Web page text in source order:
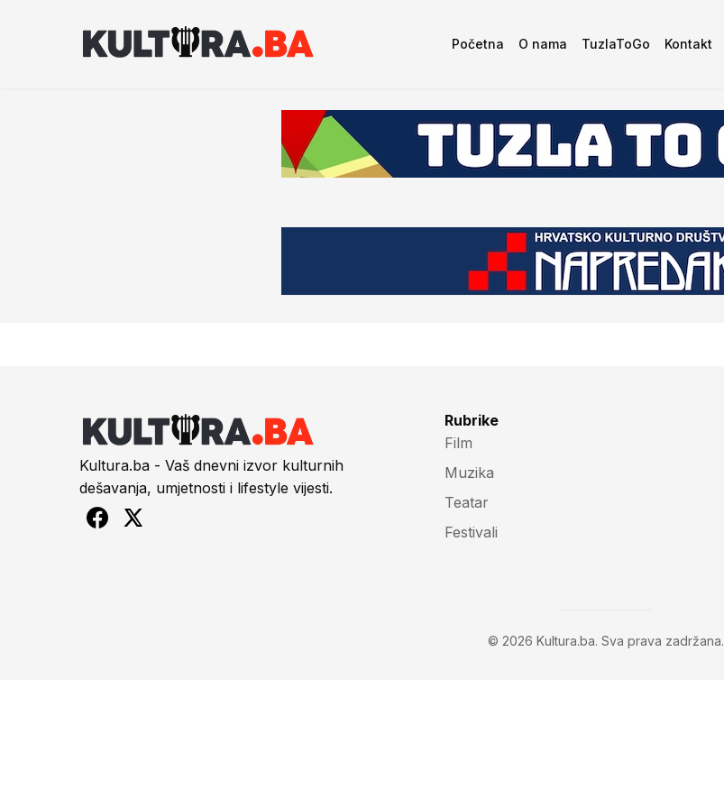
Početna O nama TuzlaToGo Kontakt
Kultura.ba - Vaš dnevni izvor kulturnih
dešavanja, umjetnosti i lifestyle vijesti.
Rubrike
Film
Muzika
Teatar
Festivali
© 2026 Kultura.ba. Sva prava zadržana.